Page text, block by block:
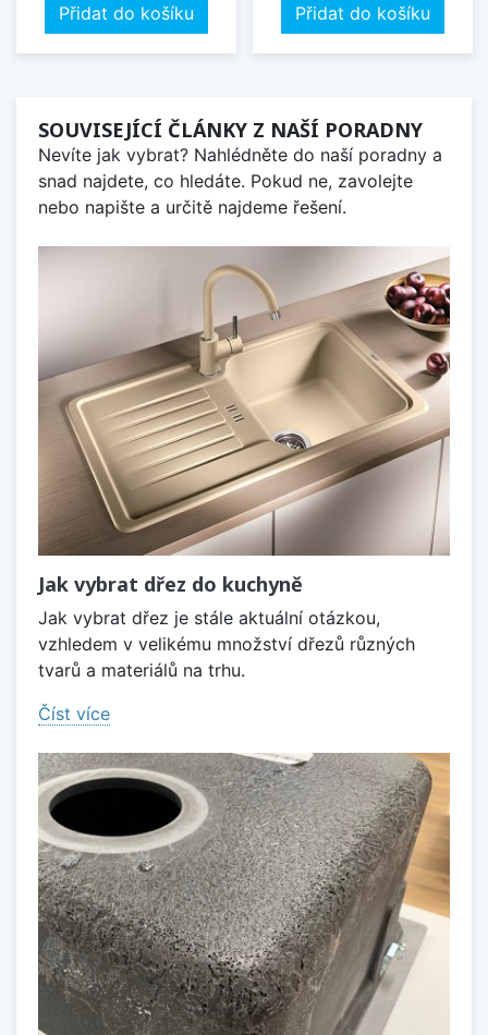
Přidat do košíku Přidat do košíku
SOUVISEJÍCÍ ČLÁNKY Z NAŠÍ PORADNY
Nevíte jak vybrat? Nahlédněte do naší poradny a
snad najdete, co hledáte. Pokud ne, zavolejte
nebo napište a určitě najdeme řešení.
Jak vybrat dřez do kuchyně
Jak vybrat dřez je stále aktuální otázkou,
vzhledem v velikému množství dřezů různých
tvarů a materiálů na trhu.
Číst více